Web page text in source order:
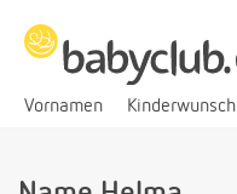
Vornamen Kinderwunsch